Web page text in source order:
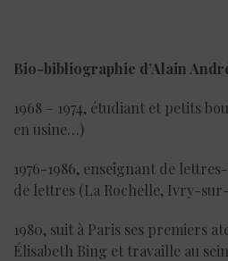
Bio-bibliographie d’Alain
1968 – 1974, étudiant et petits
en usine…)
1976-1986, enseignant de
de lettres (La Rochelle, Ivry-
1980, suit à Paris ses premiers
Élisabeth Bing et travaille au